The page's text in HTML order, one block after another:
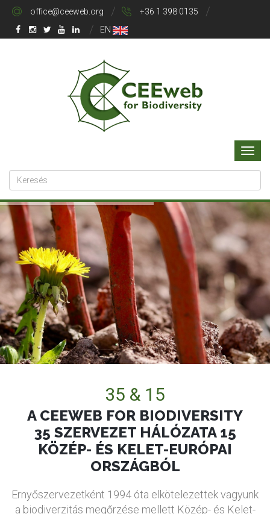
office@ceeweb.org
+36 1 398 0135
EN
35 & 15
A CEEWEB FOR BIODIVERSITY
35 SZERVEZET HÁLÓZATA 15
KÖZÉP- ÉS KELET-EURÓPAI
ORSZÁGBÓL
Ernyőszervezetként 1994 óta elkötelezettek vagyunk
a biodiverzitás megőrzése mellett Közép- és Kelet-